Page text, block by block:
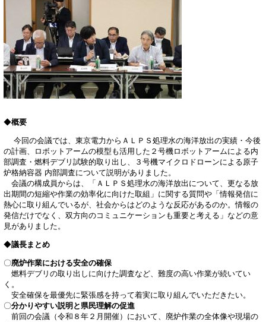
◆概要
今回の会議では、東京電力からＡＬＰＳ処理水の海洋放出の実績・今後
の計画、ロボットアームの模型も活用した２号機ロボットアームによる内
部調査・燃料デブリ試験的取り出し、３号機マイクロドローンによる原子
炉格納容器 内部調査について説明がありました。
会議の構成員からは、「ＡＬＰＳ処理水の海洋放出について、更なる放
出期間の短縮や作業の効率化に向けた取組」に関する質問や「情報発信に
熱心に取り組んでいるが、社会からはどのような反応があるのか。情報の
発信だけでなく、双方向のコミュニケーションも重要と考える」などの意
見がありました。
◆議長まとめ
〇廃炉作業における安全の確保
燃料デブリの取り出しに向けた調査など、難度の高い作業が続いてい
く。
安全確保を最優先に緊張感を持って着実に取り組んでいただきたい。
〇分かりやすい説明と県民理解の促進
前回の会議（令和８年２月開催）において、廃炉作業の全体像や現場の